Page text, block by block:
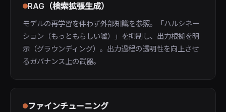
RAG（検索拡張生成）
モデルの再学習を伴わず外部知識を参照。「ハルシネー
ション（もっともらしい嘘）」を抑制し、出力根拠を明
示（グラウンディング）。出力過程の透明性を向上させ
るガバナンス上の武器。
ファインチューニング